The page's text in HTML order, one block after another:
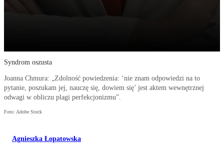
Syndrom oszusta
Joanna Chmura: „Zdolność powiedzenia: ‘nie znam odpowiedzi na to
pytanie, poszukam jej, nauczę się, dowiem się’ jest aktem wewnętrznej
odwagi w obliczu plagi perfekcjonizmu”.
Foto: Adobe Stock
Agnieszka Łopatowska